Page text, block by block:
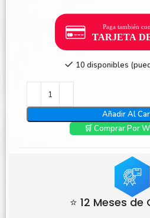
10 disponibles
Añadir Al
🛒 Comprar Por
⭐ 12 Meses